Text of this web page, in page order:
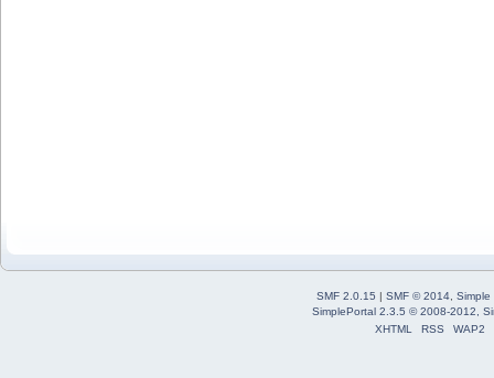
SMF 2.0.15 | SMF © 2014 Simple
SimplePortal 2.3.5 © 2008-2012,
XHTML
RSS WAP2